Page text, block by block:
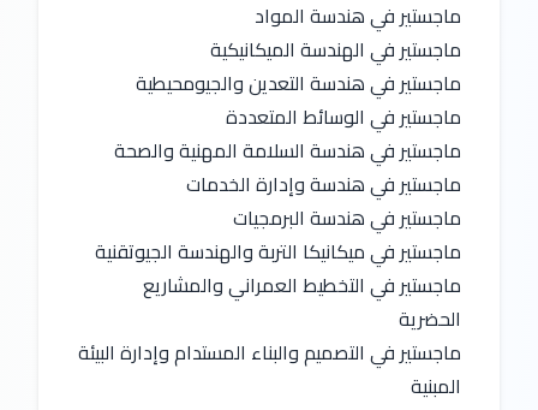
ماجستير في هندسة المواد
ماجستير في الهندسة الميكانيكية
ماجستير في هندسة التعدين والجيومحيطية
ماجستير في الوسائط المتعددة
ماجستير في هندسة السلامة المهنية والصحة
ماجستير في هندسة وإدارة الخدمات
ماجستير في هندسة البرمجيات
ماجستير في ميكانيكا التربة والهندسة الجيوتقنية
الحضرية
المبنية